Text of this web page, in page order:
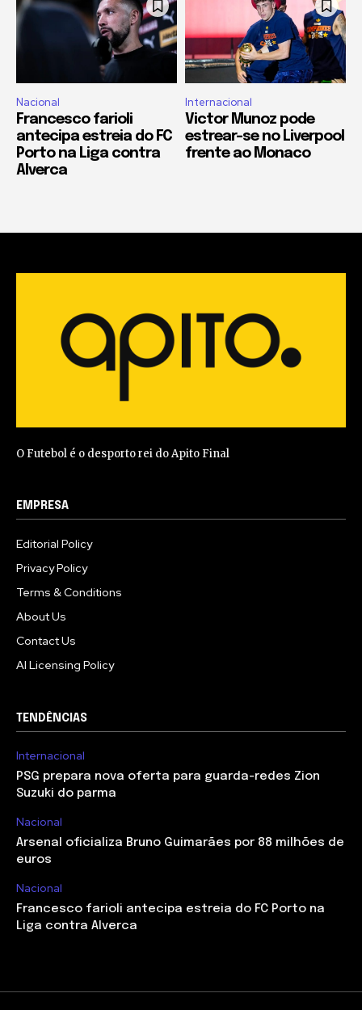
Nacional
Francesco farioli
antecipa estreia do FC
Porto na Liga contra
Alverca
Internacional
Victor Munoz pode
estrear-se no Liverpool
frente ao Monaco
O Futebol é o desporto rei do Apito Final
EMPRESA
Editorial Policy
Privacy Policy
Terms & Conditions
About Us
Contact Us
AI Licensing Policy
TENDÊNCIAS
Internacional
PSG prepara nova oferta para guarda-redes Zion
Suzuki do parma
Nacional
Arsenal oficializa Bruno Guimarães por 88 milhões de
euros
Nacional
Francesco farioli antecipa estreia do FC Porto na
Liga contra Alverca